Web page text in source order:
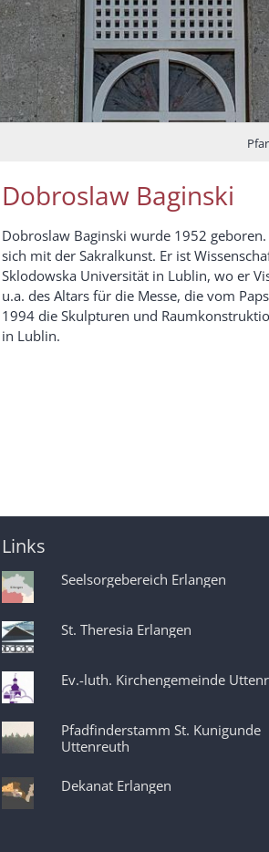
Dobroslaw Baginski
Dobroslaw Baginski wurde 1952
sich mit der Sakralkunst. Er ist
Sklodowska Universität in Lublin, wo er
u.a. des Altars für die Messe, die vom
1994 die Skulpturen und
in Lublin.
Links
Seelsorgebereich Erlangen
St. Theresia Erlangen
Ev.-luth. Kirchengemeinde
Pfadfinderstamm St. Kunigunde
Uttenreuth
Dekanat Erlangen